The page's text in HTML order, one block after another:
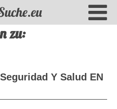
zu:
Y Salud EN